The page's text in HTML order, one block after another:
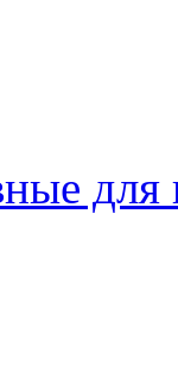
для